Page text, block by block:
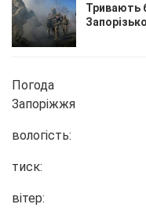
Тривають
Погода
Запоріжжя
вологість:
тиск:
вітер: